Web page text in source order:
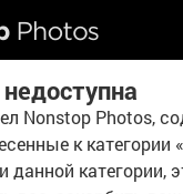
Nonstop Photos,
к категории
данной категории,